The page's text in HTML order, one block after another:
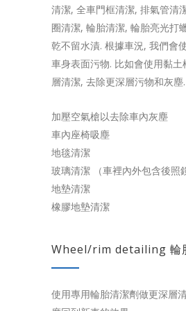
清潔, 全車門框清潔, 排氣管清
圈清潔, 輪胎清潔, 輪胎亮光打
乾不留水漬. 根據車況, 我們會
車身表面污物. 比如會使用黏土
層清潔, 去除更深層污物和灰塵.
加壓空氣槍以去除車內灰塵
車內座椅吸塵
地毯清潔
玻璃清潔 （車裡內外包含後照
地墊清潔
橡膠地墊清潔
Wheel/rim detailing 輪
使用專用輪胎清潔劑做更深層